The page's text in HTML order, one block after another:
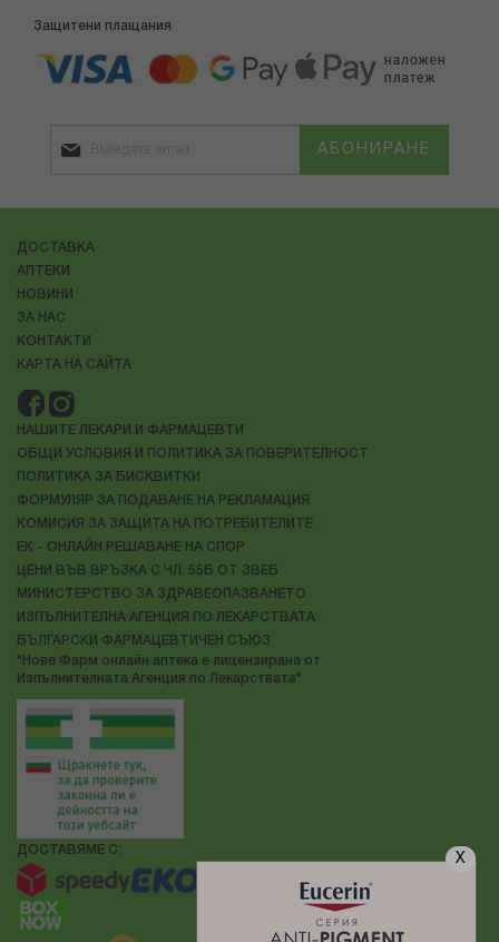
X
Защитени плащания
АБОНИРАНЕ
ДОСТАВКА
АПТЕКИ
НОВИНИ
ЗА НАС
КОНТАКТИ
КАРТА НА САЙТА
НАШИТЕ ЛЕКАРИ И ФАРМАЦЕВТИ
ОБЩИ УСЛОВИЯ И ПОЛИТИКА ЗА ПОВЕРИТЕЛНОСТ
ПОЛИТИКА ЗА БИСКВИТКИ
ФОРМУЛЯР ЗА ПОДАВАНЕ НА РЕКЛАМАЦИЯ
КОМИСИЯ ЗА ЗАЩИТА НА ПОТРЕБИТЕЛИТЕ
ЕК - ОНЛАЙН РЕШАВАНЕ НА СПОР
ЦЕНИ ВЪВ ВРЪЗКА С ЧЛ. 55Б ОТ ЗВЕБ
МИНИСТЕРСТВО ЗА ЗДРАВЕОПАЗВАНЕТО
ИЗПЪЛНИТЕЛНА АГЕНЦИЯ ПО ЛЕКАРСТВАТА
БЪЛГАРСКИ ФАРМАЦЕВТИЧЕН СЪЮЗ
"Нове Фарм онлайн аптека е лицензирана от
Изпълнителната Агенция по Лекарствата"
ДОСТАВЯМЕ С: